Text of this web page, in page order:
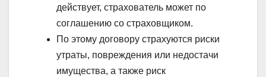
действует, страхователь может по
соглашению со страховщиком.
По этому договору страхуются риски
утраты, повреждения или недостачи
имущества, а также риск